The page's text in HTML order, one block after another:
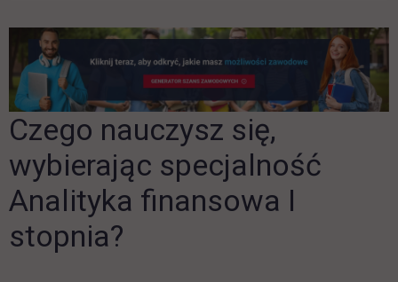
Czego nauczysz się,
wybierając specjalność
Analityka finansowa I
stopnia?